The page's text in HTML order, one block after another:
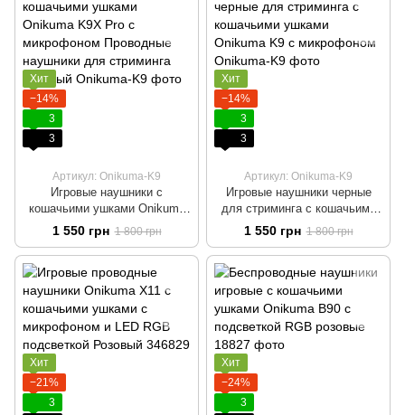
Хит
−14%
3
3
Артикул: Onikuma-K9
Игровые наушники с
кошачьими ушками Onikuma
K9X Pro c микрофоном
Проводные наушники для
стриминга Розовый
1 550 грн 1 800 грн
Хит
−14%
3
3
Артикул: Onikuma-K9
Игровые наушники черные
для стриминга с кошачьими
ушками Onikuma K9 с
микрофоном
1 550 грн 1 800 грн
Хит
−21%
3
Хит
−24%
3